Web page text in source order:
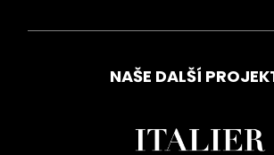
NAŠE DALŠÍ